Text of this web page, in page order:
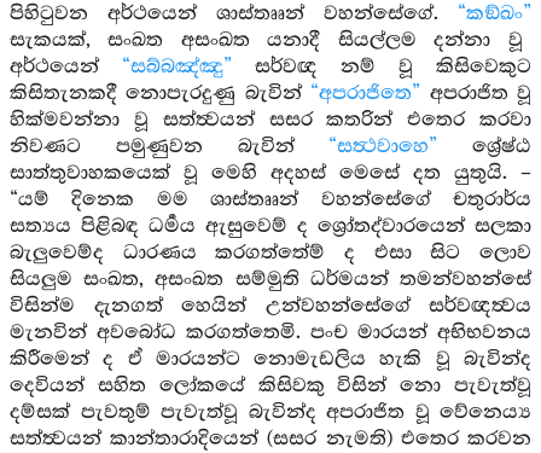
පිහිටුවන අර්ථයෙන් ශාස්තෲන් වහන්සේගේ. “කඞ්ඛං”
සැකයක්, සංඛත අසංඛත යනාදී සියල්ලම දන්නා වූ
අර්ථයෙන් “සබ්බඤ්ඤු” සර්වඥ නම් වූ කිසිවෙකුට
කිසිතැනකදී නොපැරදුණු බැවින් “අපරාජිතෙ” අපරාජිත වූ
හික්මවන්නා වූ සත්ත්‍වයන් සසර කතරින් එතෙර කරවා
නිවණට පමුණුවන බැවින් “සත්‍ථවාහෙ” ශ්‍රේෂ්ඨ
සාත්තුවාහකයෙක් වූ මෙහි අදහස් මෙසේ දත යුතුයි. –
“යම් දිනෙක මම ශාස්තෲන් වහන්සේගේ චතුරාර්ය
සත්‍යය පිළිබඳ ධර්‍මය ඇසුවෙම් ද ශ්‍රෝතද්වාරයෙන් සලකා
බැලුවෙම්ද ධාරණය කරගත්තේම් ද එසා සිට ලොව
සියලුම සංඛත, අසංඛත සම්මුති ධර්මයන් තමන්වහන්සේ
විසින්ම දැනගත් හෙයින් උන්වහන්සේගේ සර්වඥත්‍වය
මැනවින් අවබෝධ කරගත්තෙමි. පංච මාරයන් අභිභවනය
කිරීමෙන් ද ඒ මාරයන්ට නොමැඩලිය හැකි වූ බැවින්ද
දෙවියන් සහිත ලෝකයේ කිසිවකු විසින් නො පැවැත්වූ
දම්සක් පැවතුම් පැවැත්වූ බැවින්ද අපරාජිත වූ වේනෙය්‍ය
සත්ත්‍වයන් කාන්තාරාදියෙන් (සසර නැමති) එතෙර කරවන